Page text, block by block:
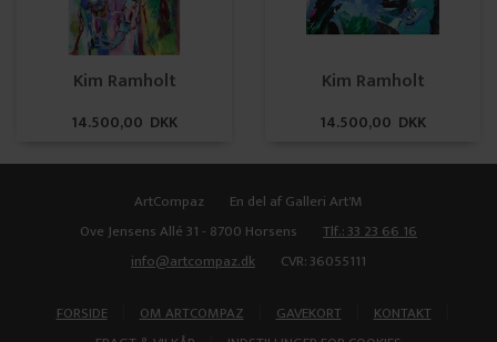
Kim Ramholt
14.500,00 DKK
Kim Ramholt
14.500,00 DKK
ArtCompaz
En del af Galleri Art'M
Ove Jensens Allé 31 - 8700 Horsens
Tlf.: 33 23 66 16
info@artcompaz.dk
CVR: 36055111
FORSIDE OM ARTCOMPAZ GAVEKORT KONTAKT